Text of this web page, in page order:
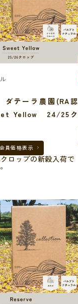
テーラ農園(RA認
Yellow 24/25ク
会員価格表示
ロップの新穀入荷で